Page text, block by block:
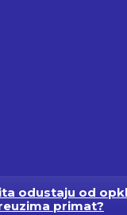
odustaju od
primat?